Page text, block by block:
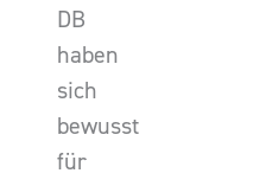
DB
haben
sich
bewusst
für